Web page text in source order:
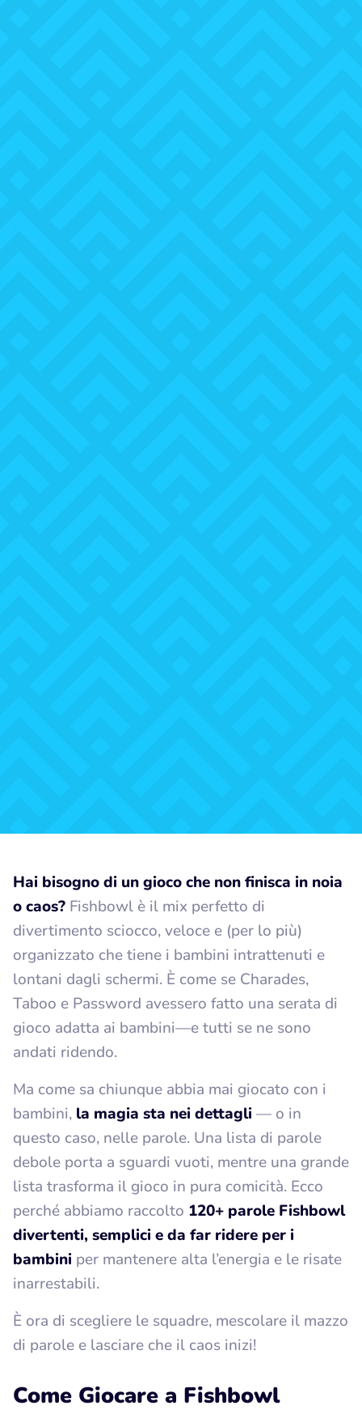
Hai bisogno di un gioco che non finisca in noia
o caos? Fishbowl è il mix perfetto di
divertimento sciocco, veloce e (per lo più)
organizzato che tiene i bambini intrattenuti e
lontani dagli schermi. È come se Charades,
Taboo e Password avessero fatto una serata di
gioco adatta ai bambini—e tutti se ne sono
andati ridendo.
Ma come sa chiunque abbia mai giocato con i
bambini, la magia sta nei dettagli— o in
questo caso, nelle parole. Una lista di parole
debole porta a sguardi vuoti, mentre una grande
lista trasforma il gioco in pura comicità. Ecco
perché abbiamo raccolto 120+ parole Fishbowl
divertenti, semplici e da far ridere per i
bambini per mantenere alta l’energia e le risate
inarrestabili.
È ora di scegliere le squadre, mescolare il mazzo
di parole e lasciare che il caos inizi!
Come Giocare a Fishbowl